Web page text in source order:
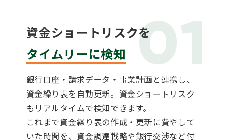
01
資金ショートリスクを
タイムリーに検知
銀行口座・請求データ・事業計画と連携し、
資金繰り表を自動更新。資金ショートリスク
もリアルタイムで検知できます。
これまで資金繰り表の作成・更新に費やして
いた時間を、資金調達戦略や銀行交渉など付